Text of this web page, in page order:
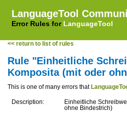
LanguageTool
Error Rules for LanguageTool
<< return to list of rules
Rule "Einheitliche
Komposita (mit oder
This is one of many errors that
Description:
Einheitliche
ohne Bindestrich)